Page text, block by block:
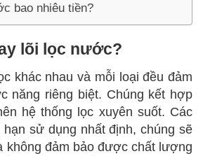
bao nhiêu tiền?
lõi lọc nước?
khác nhau và mỗi loại đều đảm
năng riêng biệt. Chúng kết hợp
hệ thống lọc xuyên suốt. Các
sử dụng nhất định, chúng sẽ
không đảm bảo được chất lượng